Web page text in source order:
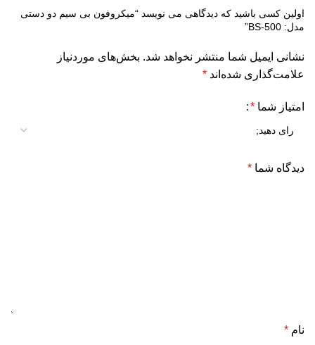
اولین کسی باشید که دیدگاهی می نویسد “میکروفون بی سیم دو دستی
مدل: BS-500”
نشانی ایمیل شما منتشر نخواهد شد. بخش‌های موردنیاز
علامت‌گذاری شده‌اند *
امتیاز شما *
دیدگاه شما *
نام *